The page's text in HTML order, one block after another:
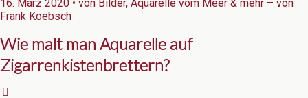
16. März 2020 • von Bilder, Aquarelle vom Meer & mehr – von
Frank Koebsch
Wie malt man Aquarelle auf
Zigarrenkistenbrettern?